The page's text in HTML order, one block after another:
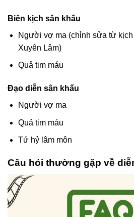
Biên kịch sân khấu
Người vợ ma (chỉnh sửa từ kịch
Xuyên Lâm)
Quả tim máu
Đạo diễn sân khấu
Người vợ ma
Quả tim máu
Tứ hỷ lâm môn
Câu hỏi thường gặp về